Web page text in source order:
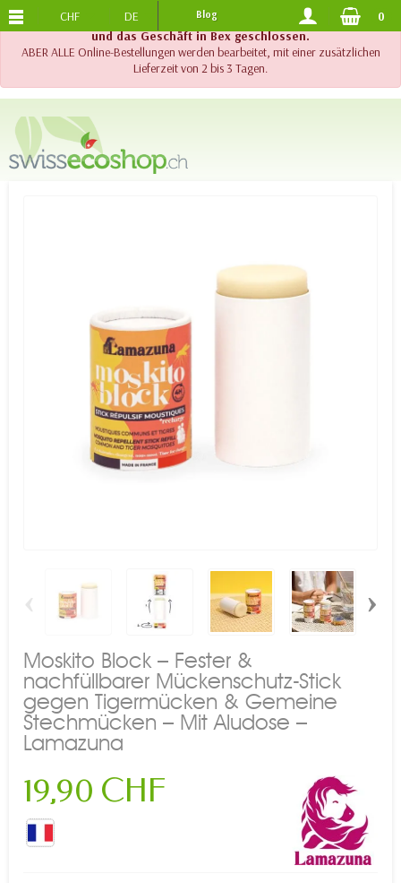
!! Wichtig !! Bis am 20. August 2026 sind der Telefonsupport
und das Geschäft in Bex geschlossen.
ABER ALLE Online-Bestellungen werden bearbeitet, mit einer zusätzlichen
Lieferzeit von 2 bis 3 Tagen.
KOSTENLOSER VERSAND AB 120.-
CHF DE Blog 0
‹ ›
Moskito Block – Fester &
nachfüllbarer Mückenschutz-Stick
gegen Tigermücken & Gemeine
Stechmücken – Mit Aludose –
Lamazuna
19,90 CHF